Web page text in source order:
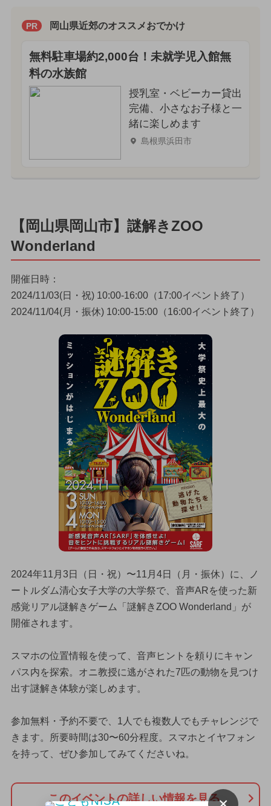
PR 岡山県近郊のオススメおでかけ
無料駐車場約2,000台！未就学児入館無
料の水族館
授乳室・ベビーカー貸出
完備、小さなお子様と一
緒に楽しめます
島根県浜田市
【岡山県岡山市】謎解きZOO
Wonderland
開催日時：
2024/11/03(日・祝) 10:00-16:00（17:00イベント終了）
2024/11/04(月・振休) 10:00-15:00（16:00イベント終了）
2024年11月3日（日・祝）〜11月4日（月・振休）に、ノ
ートルダム清心女子大学の大学祭で、音声ARを使った新
感覚リアル謎解きゲーム「謎解きZOO Wonderland」が
開催されます。
スマホの位置情報を使って、音声ヒントを頼りにキャン
パス内を探索。オニ教授に逃がされた7匹の動物を見つけ
出す謎解き体験が楽しめます。
参加無料・予約不要で、1人でも複数人でもチャレンジで
きます。所要時間は30〜60分程度。スマホとイヤフォン
を持って、ぜひ参加してみてくださいね。
このイベントの詳しい情報を見る